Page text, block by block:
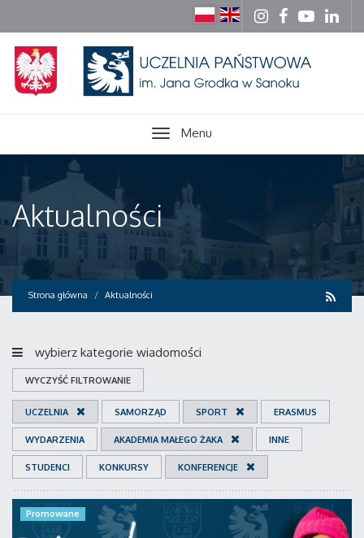
Menu
Aktualności
Strona główna Aktualności
wybierz kategorie wiadomości
WYCZYŚĆ FILTROWANIE
UCZELNIA SAMORZĄD SPORT ERASMUS
WYDARZENIA AKADEMIA MAŁEGO ŻAKA INNE
STUDENCI KONKURSY KONFERENCJE
Promowane